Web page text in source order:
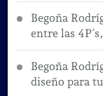
Begoña
entre las
Begoña
diseño para